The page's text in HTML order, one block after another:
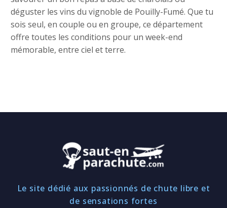
déguster les vins du vignoble de Pouilly-Fumé. Que tu
sois seul, en couple ou en groupe, ce département
offre toutes les conditions pour un week-end
mémorable, entre ciel et terre.
Le site dédié aux passionnés de chute libre et
de sensations fortes